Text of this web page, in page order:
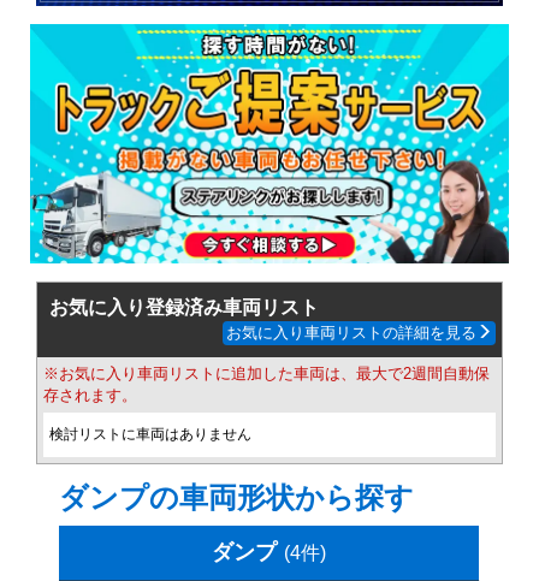
お気に入り登録済み車両リスト
お気に入り車両リストの詳細を見る
※お気に入り車両リストに追加した車両は、最大で2週間自動保
存されます。
検討リストに車両はありません
ダンプの車両形状から探す
ダンプ (4件)